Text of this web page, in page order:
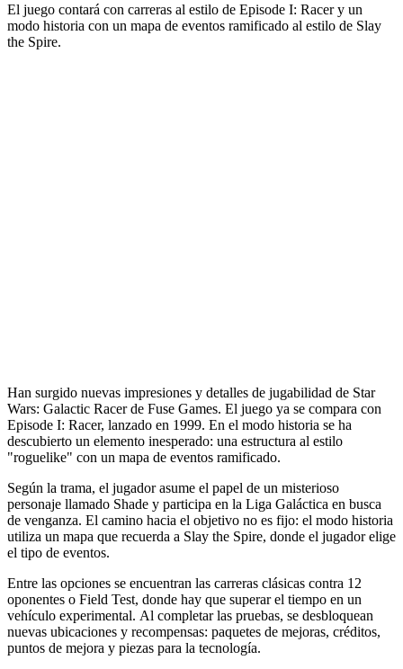
El juego contará con carreras al estilo de Episode I: Racer y un
modo historia con un mapa de eventos ramificado al estilo de Slay
the Spire.
Han surgido nuevas impresiones y detalles de jugabilidad de Star
Wars: Galactic Racer de Fuse Games. El juego ya se compara con
Episode I: Racer, lanzado en 1999. En el modo historia se ha
descubierto un elemento inesperado: una estructura al estilo
"roguelike" con un mapa de eventos ramificado.
Según la trama, el jugador asume el papel de un misterioso
personaje llamado Shade y participa en la Liga Galáctica en busca
de venganza. El camino hacia el objetivo no es fijo: el modo historia
utiliza un mapa que recuerda a Slay the Spire, donde el jugador elige
el tipo de eventos.
Entre las opciones se encuentran las carreras clásicas contra 12
oponentes o Field Test, donde hay que superar el tiempo en un
vehículo experimental. Al completar las pruebas, se desbloquean
nuevas ubicaciones y recompensas: paquetes de mejoras, créditos,
puntos de mejora y piezas para la tecnología.